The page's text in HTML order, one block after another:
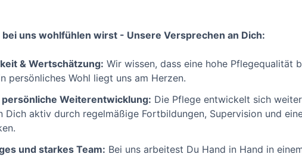
bei uns wohlfühlen wirst - Unsere Versprechen an Dich:
& Wertschätzung: Wir wissen, dass eine hohe Pflegequalität
persönliches Wohl liegt uns am Herzen.
persönliche Weiterentwicklung: Die Pflege entwickelt sich
Dich aktiv durch regelmäßige Fortbildungen, Supervision und
und starkes Team: Bei uns arbeitest Du Hand in Hand in